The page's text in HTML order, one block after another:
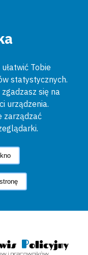
Tobie
statystycznych.
się na
urządzenia.
zarządzać